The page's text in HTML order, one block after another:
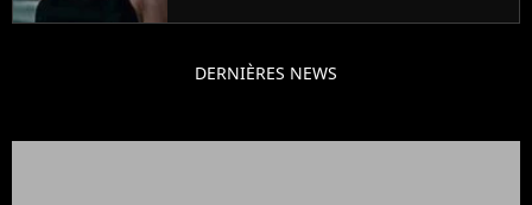
DERNIÈRES NEWS